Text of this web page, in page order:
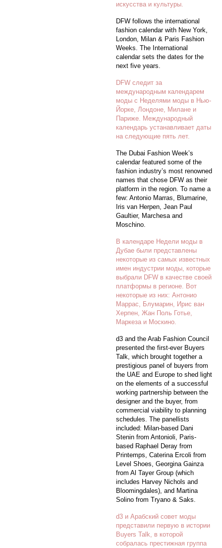
искусства и культуры.
DFW follows the international
fashion calendar with New York,
London, Milan & Paris Fashion
Weeks. The International
calendar sets the dates for the
next five years.
DFW следит за
международным календарем
моды с Неделями моды в Нью-
Йорке, Лондоне, Милане и
Париже. Международный
календарь устанавливает даты
на следующие пять лет.
The Dubai Fashion Week’s
calendar featured some of the
fashion industry’s most renowned
names that chose DFW as their
platform in the region. To name a
few: Antonio Marras, Blumarine,
Iris van Herpen, Jean Paul
Gaultier, Marchesa and
Moschino.
В календаре Недели моды в
Дубае были представлены
некоторые из самых известных
имен индустрии моды, которые
выбрали DFW в качестве своей
платформы в регионе. Вот
некоторые из них: Антонио
Маррас, Блумарин, Ирис ван
Херпен, Жан Поль Готье,
Маркеза и Москино.
d3 and the Arab Fashion Council
presented the first-ever Buyers
Talk, which brought together a
prestigious panel of buyers from
the UAE and Europe to shed light
on the elements of a successful
working partnership between the
designer and the buyer, from
commercial viability to planning
schedules. The panellists
included: Milan-based Dani
Stenin from Antonioli, Paris-
based Raphael Deray from
Printemps, Caterina Ercoli from
Level Shoes, Georgina Gainza
from Al Tayer Group (which
includes Harvey Nichols and
Bloomingdales), and Martina
Solino from Tryano & Saks.
d3 и Арабский совет моды
представили первую в истории
Buyers Talk, в которой
собралась престижная группа